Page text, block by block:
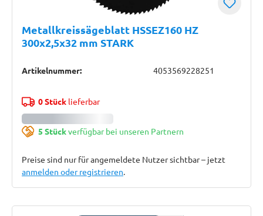
Metallkreissägeblatt HSSEZ160 HZ
300x2,5x32 mm STARK
Artikelnummer: 4053569228251
0 Stücklieferbar
5 Stückverfügbar bei unseren Partnern
Preise sind nur für angemeldete Nutzer sichtbar – jetzt
anmelden oder registrieren.